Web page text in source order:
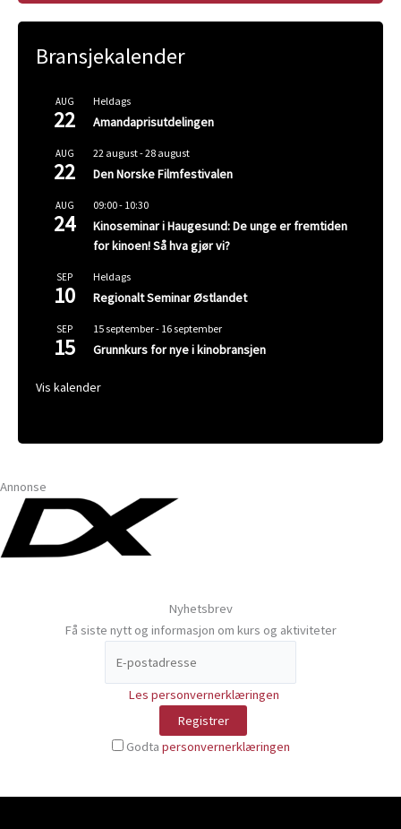
Bransjekalender
AUG
22
Heldags
Amandaprisutdelingen
AUG
22
22 august-28 august
Den Norske Filmfestivalen
AUG
24
09:00- 10:30
Kinoseminar i Haugesund: De unge er fremtiden
for kinoen! Så hva gjør vi?
SEP
10
Heldags
Regionalt Seminar Østlandet
SEP
15
15 september- 16 september
Grunnkurs for nye i kinobransjen
Vis kalender
Annonse
Nyhetsbrev
Få siste nytt og informasjon om kurs og aktiviteter
Les personvernerklæringen
Godta personvernerklæringen